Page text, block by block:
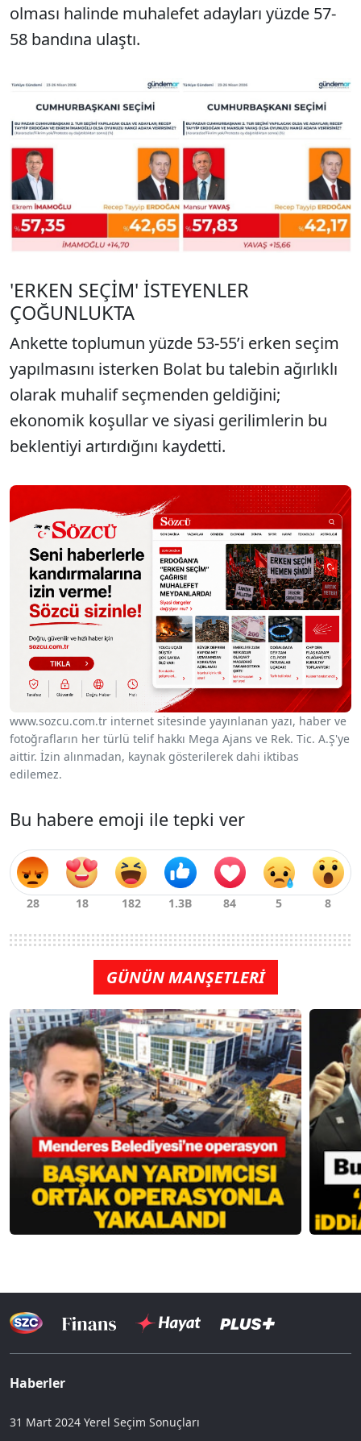
olması halinde muhalefet adayları yüzde 57-
58 bandına ulaştı.
'ERKEN SEÇİM' İSTEYENLER
ÇOĞUNLUKTA
Ankette toplumun yüzde 53-55’i erken seçim
yapılmasını isterken Bolat bu talebin ağırlıklı
olarak muhalif seçmenden geldiğini;
ekonomik koşullar ve siyasi gerilimlerin bu
beklentiyi artırdığını kaydetti.
www.sozcu.com.tr internet sitesinde yayınlanan yazı, haber ve
fotoğrafların her türlü telif hakkı Mega Ajans ve Rek. Tic. A.Ş'ye
aittir. İzin alınmadan, kaynak gösterilerek dahi iktibas
edilemez.
Bu habere emoji ile tepki ver
GÜNÜN MANŞETLERİ
Haberler
31 Mart 2024 Yerel Seçim Sonuçları